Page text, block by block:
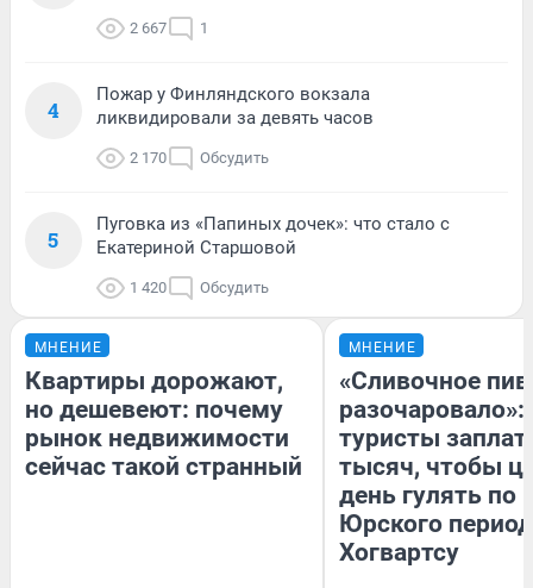
2 667 1
4
Пожар у Финляндского вокзала
ликвидировали за девять часов
2 170 Обсудить
5
Пуговка из «Папиных дочек»: что стало с
Екатериной Старшовой
1 420 Обсудить
МНЕНИЕ
Квартиры дорожают,
но дешевеют: почему
рынок недвижимости
сейчас такой странный
МНЕНИЕ
«Сливочное
разочаровало»:
туристы
тысяч, чтобы
день гулять по
Юрского
Хогвартсу